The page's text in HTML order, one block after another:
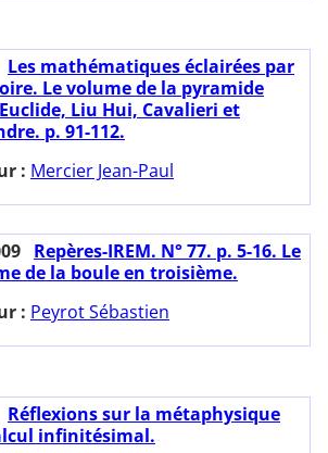
Les mathématiques éclairées par
Le volume de la pyramide
Liu Hui, Cavalieri et
p. 91-112.
: Mercier Jean-Paul
Repères-IREM. N° 77. p. 5-16. Le
de la boule en troisième.
: Peyrot Sébastien
Réflexions sur la métaphysique
infinitésimal.